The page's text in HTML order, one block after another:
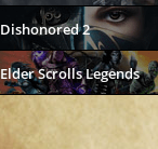
Dishonored 2
Elder Scrolls Legends